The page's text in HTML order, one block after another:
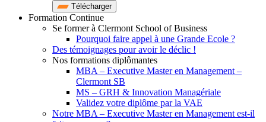
Télécharger
Formation Continue
Se former à Clermont School of Business
Pourquoi faire appel à une Grande Ecole ?
Des témoignages pour avoir le déclic !
Nos formations diplômantes
MBA – Executive Master en Management –
Clermont SB
MS – GRH & Innovation Managériale
Validez votre diplôme par la VAE
Notre MBA – Executive Master en Management est-il